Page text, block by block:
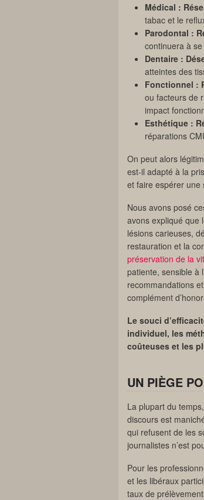
Médical :
tabac et le
Parodontal :
continuera à
Dentaire :
atteintes des
Fonctionnel :
ou facteurs de
impact
Esthétique :
réparations
On peut alors
est-il adapté à la
et faire espérer une
Nous avons posé
avons expliqué que
lésions carieuses,
restauration et la
préservation de la
patiente, sensible à
recommandations
complément
Le souci
individuel, les
coûteuses et les
UN PIÈGE
La plupart du
discours est
qui refusent de les
journalistes n’est
Pour les
et les libéraux
taux de